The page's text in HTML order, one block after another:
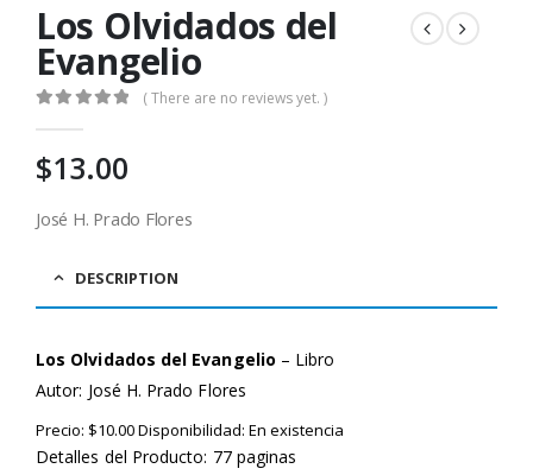
Los Olvidados del
Evangelio
( There are no reviews yet. )
$13.00
José H. Prado Flores
DESCRIPTION
Los Olvidados del Evangelio – Libro
Autor: José H. Prado Flores
Precio: $10.00 Disponibilidad: En existencia
Detalles del Producto: 77 paginas